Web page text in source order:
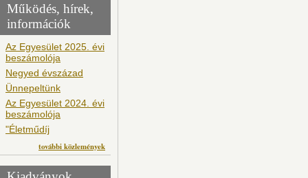
Működés, hírek,
információk
Az Egyesület 2025. évi
beszámolója
Negyed évszázad
Ünnepeltünk
Az Egyesület 2024. évi
beszámolója
"Életműdíj
további közlemények